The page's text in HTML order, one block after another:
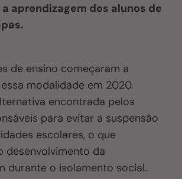
aprendizagem dos alunos de
de ensino começaram a
modalidade em 2020.
encontrada pelos
para evitar a suspensão
escolares, o que
desenvolvimento da
durante o isolamento social.